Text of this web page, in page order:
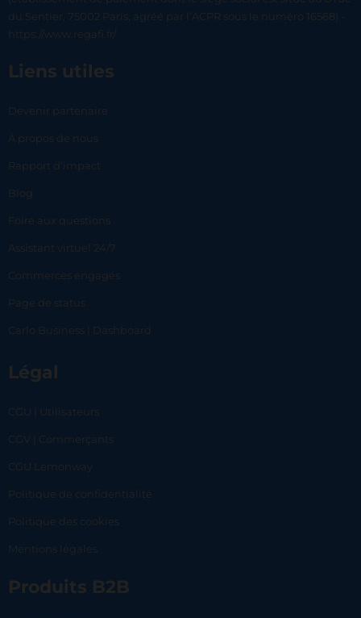
du Sentier, 75002 Paris, agréé par l’ACPR sous le numéro 16568) -
https://www.regafi.fr/
Liens utiles
Devenir partenaire
À propos de nous
Rapport d’impact
Blog
Foire aux questions
Assistant virtuel 24/7
Commerces engagés
Page de status
Carlo Business | Dashboard
Légal
CGU | Utilisateurs
CGV | Commerçants
CGU Lemonway
Politique de confidentialité
Politique des cookies
Mentions légales
Produits B2B